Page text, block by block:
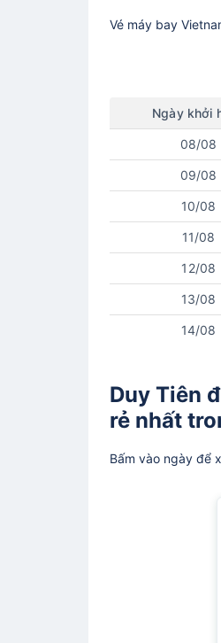
Vé máy bay
Ngày khởi
08/08
09/08
10/08
11/08
12/08
13/08
14/08
Duy Tiên
rẻ nhất
Bấm vào ngày để